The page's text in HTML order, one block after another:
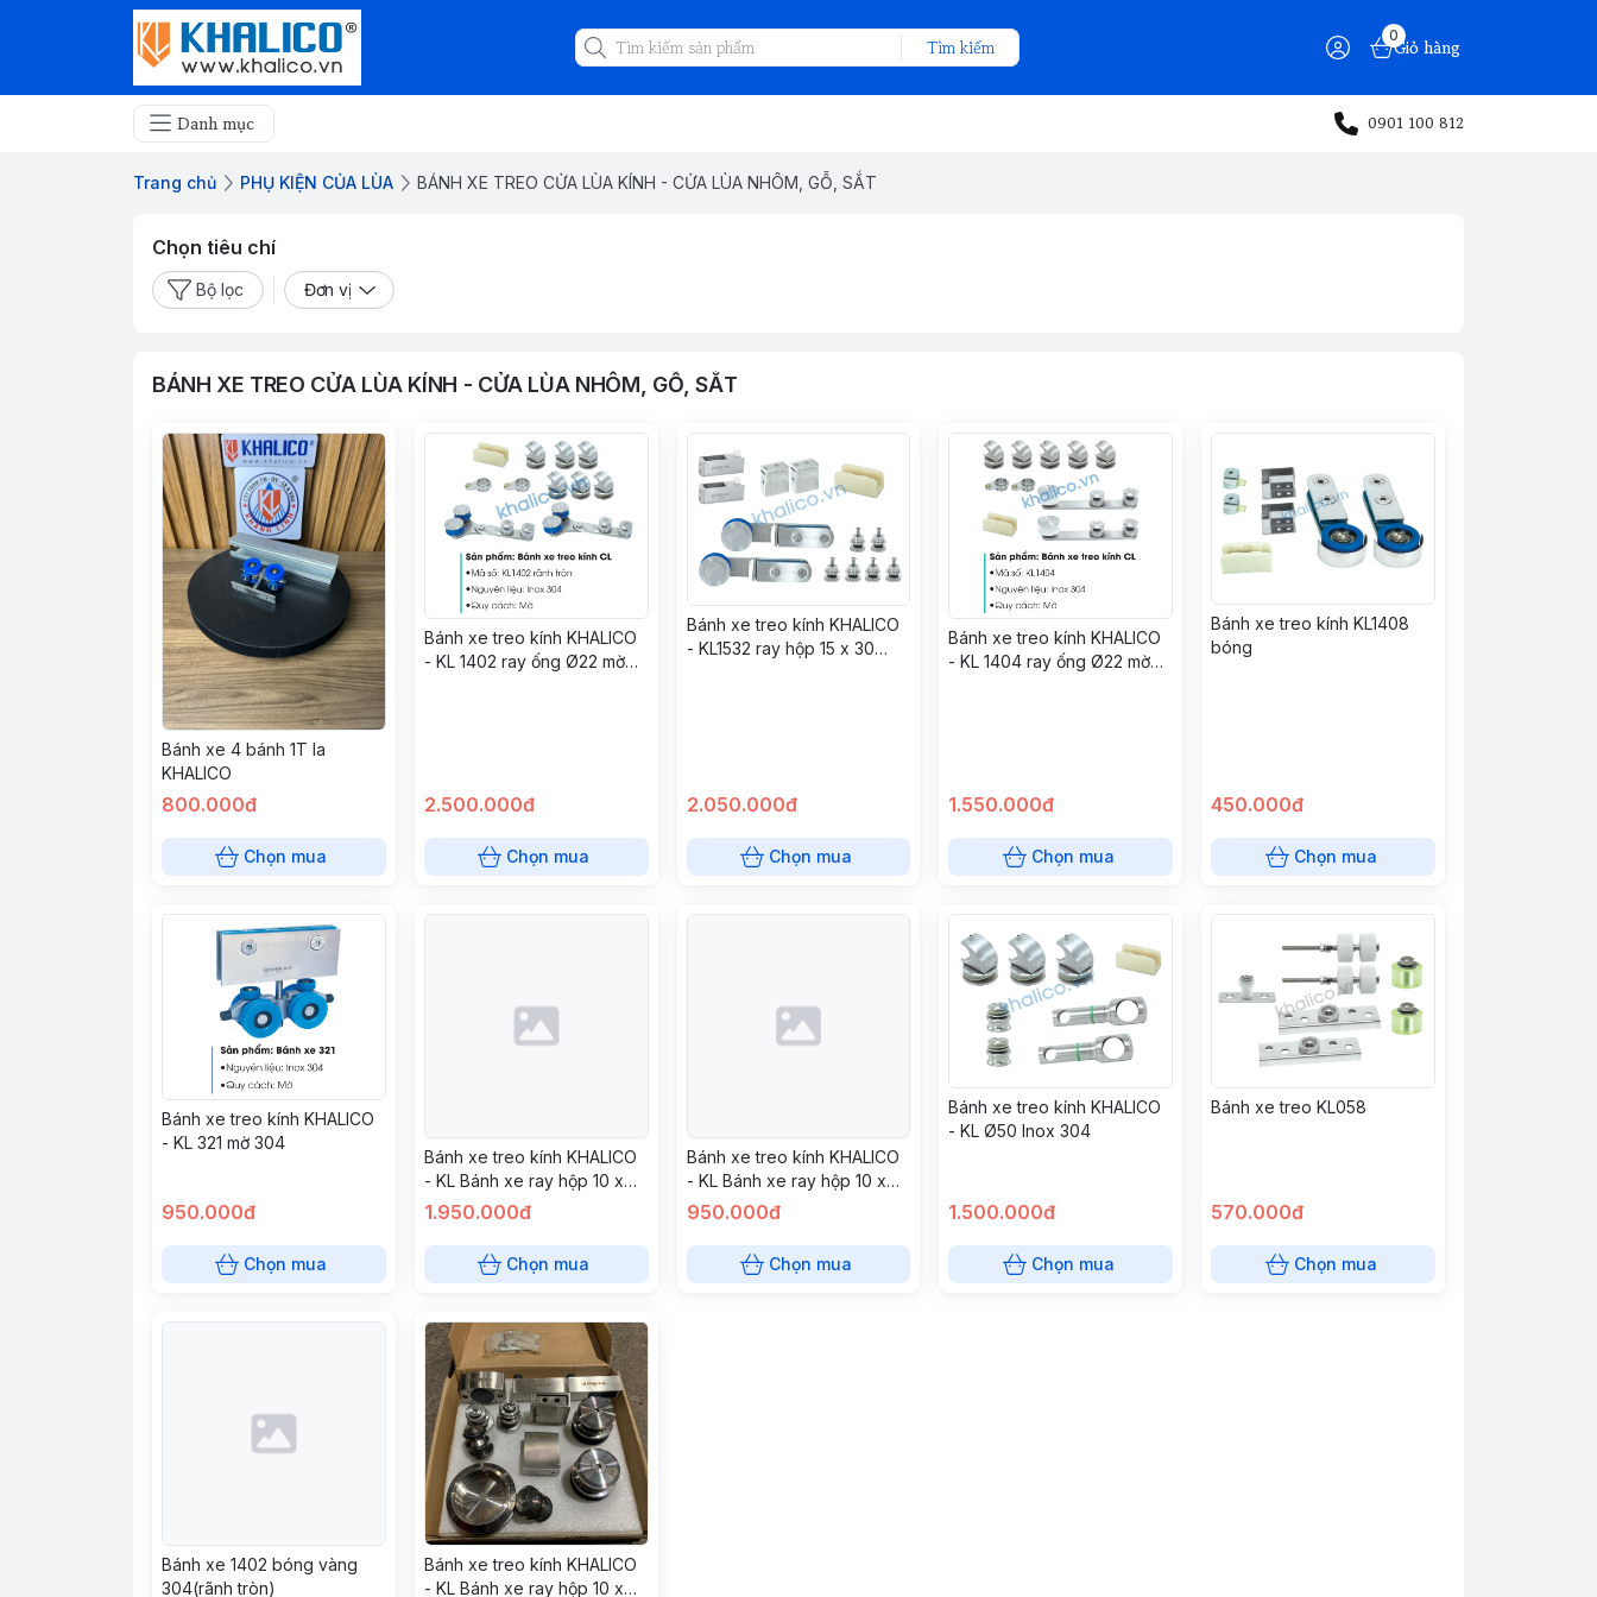
Tìm kiếm
0
Giỏ hàng
Danh mục 0901 100 812
Trang chủ PHỤ KIỆN CỦA LÙA BÁNH XE TREO CỬA LÙA KÍNH - CỬA LÙA NHÔM, GỖ, SẮT
Chọn tiêu chí
Bộ lọc Đơn vị
BÁNH XE TREO CỬA LÙA KÍNH - CỬA LÙA NHÔM, GỖ, SẮT
Bánh xe 4 bánh 1T la
KHALICO
800.000đ
Chọn mua
Bánh xe treo kính KHALICO
- KL 1402 ray ống Ø22 mờ
2.500.000đ
Chọn mua
Bánh xe treo kính KHALICO
- KL1532 ray hộp 15 x 30
2.050.000đ
Chọn mua
Bánh xe treo kính KHALICO
- KL 1404 ray ống Ø22 mờ
1.550.000đ
Chọn mua
Bánh xe treo kính KL1408
bóng
450.000đ
Chọn mua
Bánh xe treo kính KHALICO
- KL 321 mờ 304
950.000đ
Chọn mua
Bánh xe treo kính KHALICO
- KL Bánh xe ray hộp 10 x
30 vàng bóng 304
1.950.000đ
Chọn mua
Bánh xe treo kính KHALICO
- KL Bánh xe ray hộp 10 x
30 bóng 304
950.000đ
Chọn mua
Bánh xe treo kính KHALICO
- KL Ø50 Inox 304
1.500.000đ
Chọn mua
Bánh xe treo KL058
570.000đ
Chọn mua
Bánh xe 1402 bóng vàng
304(rãnh tròn)
Bánh xe treo kính KHALICO
- KL Bánh xe ray hộp 10 x